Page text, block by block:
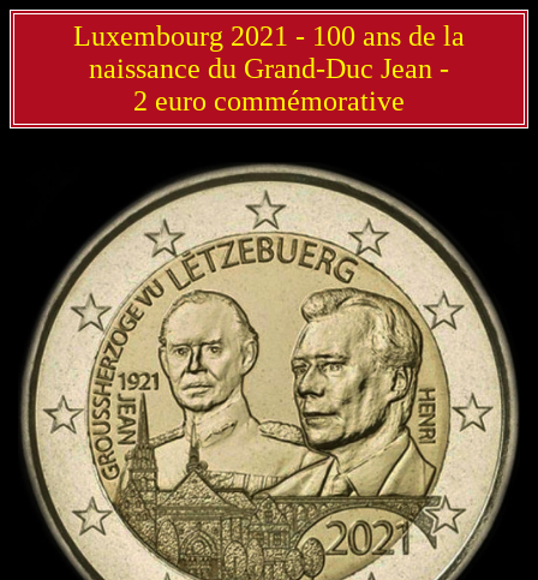
Luxembourg 2021 - 100 ans de la
naissance du Grand-Duc Jean -
2 euro commémorative